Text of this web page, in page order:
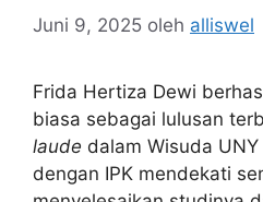
Juni 9, 2025 oleh alliswel
Frida Hertiza Dewi
biasa sebagai lulusan
laude dalam Wisuda
dengan IPK mendekati